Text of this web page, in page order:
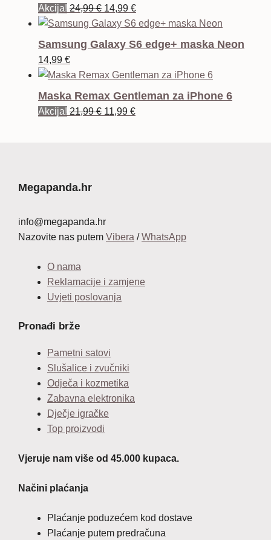
Akcija! 24,99€ Izvorna
cijena
bila
14,99 €Trenutna
cijena
14,99 €.
Samsung Galaxy S6 edge+ maska Neon
14,99 €
Maska Remax Gentleman za iPhone 6
Akcija! 21,99€ Izvorna
11,99 €Trenutna
Megapanda.hr
info@megapanda.hr
Nazovite nas putem Vibera /WhatsApp
O nama
Reklamacije i zamjene
Uvjeti poslovanja
Pronađi brže
Pametni satovi
Slušalice i zvučniki
Odječa i kozmetika
Zabavna elektronika
Dječje igračke
Top proizvodi
Vjeruje nam više od 45.000 kupaca.
Načini plaćanja
Plaćanje poduzećem kod dostave
Plaćanje putem predračuna